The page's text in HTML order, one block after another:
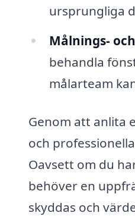
ursprungliga
Målnings-
behandla
målarteam
Genom att anlita
och
Oavsett om du
behöver en
skyddas och